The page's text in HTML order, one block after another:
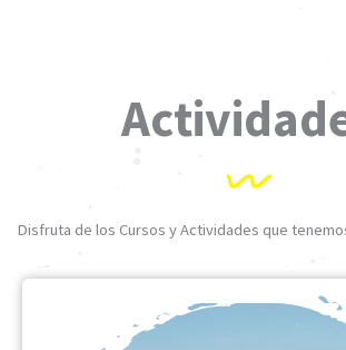
Disfruta de los Cursos y Actividades que